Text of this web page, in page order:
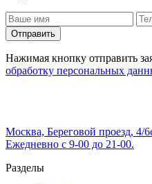
Отправить
Нажимая кнопку отправить
обработку персональных
Москва, Береговой проезд, 4/
Ежедневно с 9-00 до 21-00.
Разделы